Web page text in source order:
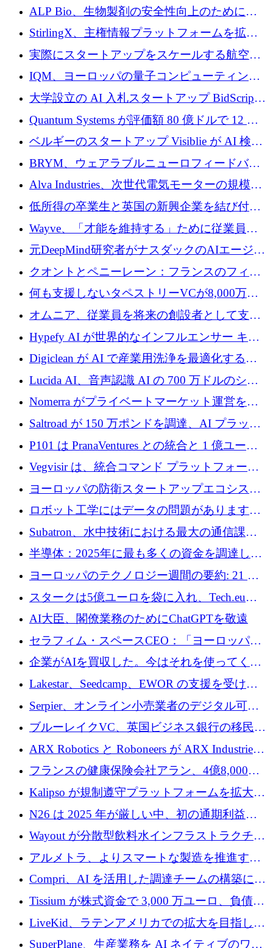
ALP Bio、生物製剤の安全性向上のために
Venture Kick から 16 万 1,000 ユーロを調達
StirlingX、主権情報プラットフォームを拡張
するためにシリーズ A で 2,000 万ドルを確保
実際にスタートアップをスケールする航空イ
ノベーション モデルを学ぶ
IQM、ヨーロッパの量子コンピューティング
企業として初めて米国の主要取引所に上場
大学設立の AI 入札スタートアップ BidScript
がプレシード資金総額 100 万ドルを突破
Quantum Systems が評価額 80 億ドルで 12 億
ドルを調達
ベルギーのスタートアップ Visiblie が AI 検索
の可視化のために 50 万ユーロを調達
BRYM、ウェアラブルニューロフィードバッ
クプラットフォームの開発に65万ユーロを確
Alva Industries、次世代電気モーターの規模拡
大に 1,600 万ユーロを調達
低所得の卒業生と英国の新興企業を結び付け
るためにCommon Pathを開始
Wayve、「才能を維持する」ために従業員に
8,500万ドルの株式公開買い付けを実施
元DeepMind研究者がナスダックのAIエージェ
ントを拡張するためにCreandumの資金調達で
記録を獲得
クオントとペニーレーン：フランスのフィン
テックの友人と敵
何も支援しないタペストリーVCが8,000万ド
ルの資金を調達、ロンドン事務所を開設
オムニア、従業員を将来の創設者として支援
するために Firedrop でファンドを立ち上げる
Hypefy AI が世界的なインフルエンサー キャ
ンペーンを自動化するためにシリーズ A で
720 万ドルを調達
Digiclean が AI で産業用洗浄を最適化するた
めに 250 万ユーロを調達
Lucida AI、音声認識 AI の 700 万ドルのシー
ドラウンドを終了
Nomerra がプライベートマーケット運営を自
動化するために 200 万ドルを調達
Saltroad が 150 万ポンドを調達、AI プラット
フォーム Ogma を買収して子ども向け言語療
法を拡大
P101 は PranaVentures との統合と 1 億ユーロ
のファンドによりシード投資に拡大
Vegvisir は、統合コマンド プラットフォーム
を通じて関連する無人システムを接続するた
めの資金を調達します
ヨーロッパの防衛スタートアップエコシステ
ムとなったハッカソン
ロボット工学にはデータの問題があります。
Macrodata Labs はそれを解決したいと考えて
Subatron、水中技術における最大の通信課題
の 1 つに取り組むために 16 万 2,000 ユーロを
半導体：2025年に最も多くの資金を調達した
10社
ヨーロッパのテクノロジー週間の要約: 21 億
ユーロの取引と Tech.eu Funding Explorer
スタークは5億ユーロを袋に入れ、Tech.eu
Funding Explorerの立ち上げ、そしてルクセン
ブルクの大きな野望
AI大臣、閣僚業務のためにChatGPTを敬遠
セラフィム・スペースCEO：「ヨーロッパは
追いつきつつある」
企業がAIを買収した。今はそれを使ってくれ
る人々が必要です
Lakestar、Seedcamp、EWOR の支援を受け、
SE3 が自律システム用の空間 AI プラットフォ
ームを発表
Serpier、オンライン小売業者のデジタル可視
性向上を支援するために 140 万ユーロを調達
ブルーレイクVC、英国ビジネス銀行の移民主
導スタートアップ支援で初のファンド獲得に
ARX Robotics と Roboneers が ARX Industries
を設立し、無人地上車両の生産を拡大
フランスの健康保険会社アラン、4億8,000万
ユーロの資金調達ラウンドで合意
Kalipso が規制遵守プラットフォームを拡大す
るために 320 万ドルを調達
N26 は 2025 年が厳しい中、初の通期利益を
達成
Wayout が分散型飲料水インフラストラクチャ
プラットフォームを拡張するために 242 万ユ
ーロを調達
アルメトラ、よりスマートな製造を推進する
ためにシリーズ A で 1,630 万ユーロを確保
Compri、AI を活用した調達チームの構築に
320 万ユーロを確保
Tissium が株式資金で 3,000 万ユーロ、負債で
3,000 万ユーロを調達
LiveKid、ラテンアメリカでの拡大を目指して
Aldea を買収
SuperPlane、生産業務を AI ネイティブのワー